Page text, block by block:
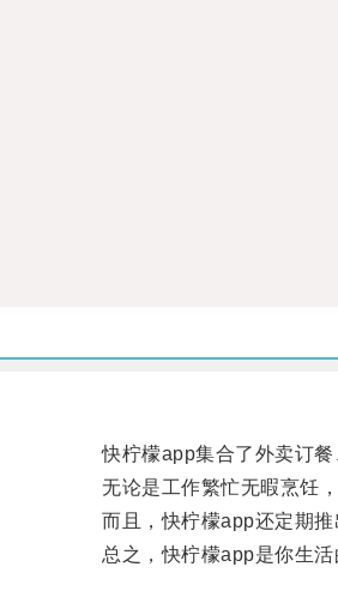
快柠檬app集合了外卖订餐
无论是工作繁忙无暇烹饪，
而且，快柠檬app还定期推
总之，快柠檬app是你生活